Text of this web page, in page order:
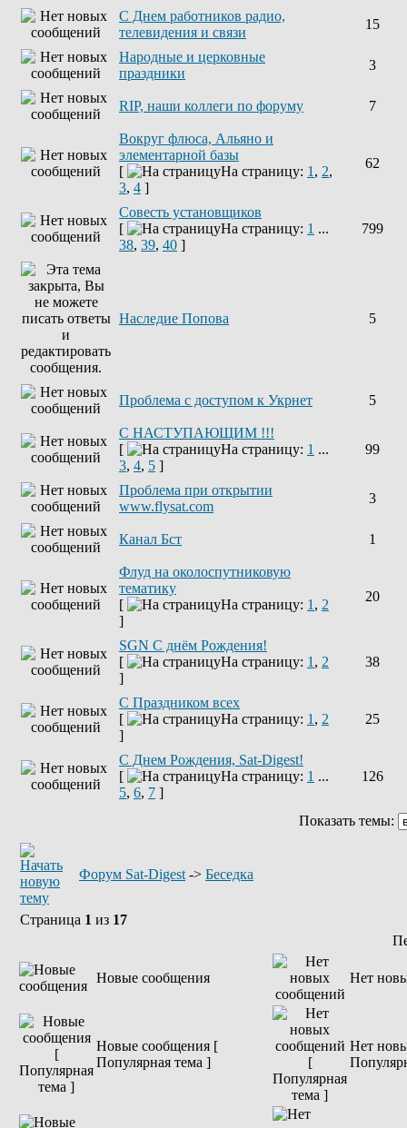
C Днем работников радио,
телевидения и связи
15
Народные и церковные
праздники
3
RIP, наши коллеги по форуму 7
Вокруг флюса, Альяно и
элементарной базы
[
На страницу: 1 , 2,
3, 4 ]
62
Совесть установщиков
[
На страницу: 1 ...
38, 39, 40 ]
799
Наследие Попова 5
Проблема с доступом к Укрнет 5
С НАСТУПАЮЩИМ !!!
[
На страницу: 1 ...
3, 4, 5 ]
99
Проблема при открытии
www.flysat.com
3
Канал Бст 1
Флуд на околоспутниковую
тематику
[
На страницу: 1 , 2
]
20
SGN C днём Рождения!
[
На страницу: 1 , 2
]
38
С Праздником всех
[
На страницу: 1 , 2
]
25
С Днем Рождения, Sat-Digest!
[
На страницу: 1 ...
5, 6, 7 ]
126
Показать темы:
Форум Sat-Digest -> Беседка
Страница 1 из 17
Новые сообщения Нет
Новые сообщения [
Популярная тема ]
Нет